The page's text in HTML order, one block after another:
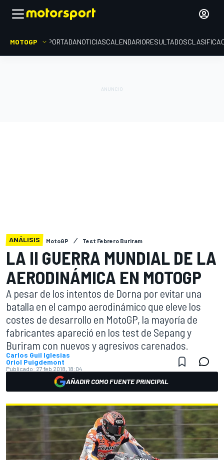
MOTOGP PORTADANOTICIASCALENDARIORESULTADOS
ANÁLISIS MotoGP Test Febrero Buriram
LA II GUERRA MUNDIAL DE LA
AERODINÁMICA EN MOTOGP
A pesar de los intentos de Dorna por evitar una
batalla en el campo aerodinámico que eleve los
costes de desarrollo en MotoGP, la mayoría de
fabricantes apareció en los test de Sepang y
Buriram con nuevos y agresivos carenados.
Carlos Guil Iglesias
Oriol Puigdemont
Publicado: 27 feb 2018, 18:04
AÑADIR COMO FUENTE PRINCIPAL